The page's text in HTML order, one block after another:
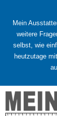
Mein
weitere
selbst, wie
heutzutage